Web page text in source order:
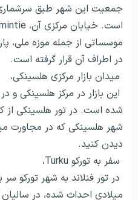
است. خیابان مرکزی آن،
موسساتی از جمله موزه ملی،
در اطراف آن قرار گرفته است.
میدان بازار مرکزی هلسینکی،
این بازار در مرکز هلسینکی و
شده است. در تور هلسینکی از
شهر هلسینکی که در مجاورت
دیدن کنید.
سفر به تورکو ‏ Turku‏،
میلادی احداث شده، در